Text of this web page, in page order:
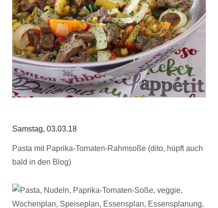
Samstag, 03.03.18
Pasta mit Paprika-Tomaten-Rahmsoße (dito, hüpft auch
bald in den Blog)